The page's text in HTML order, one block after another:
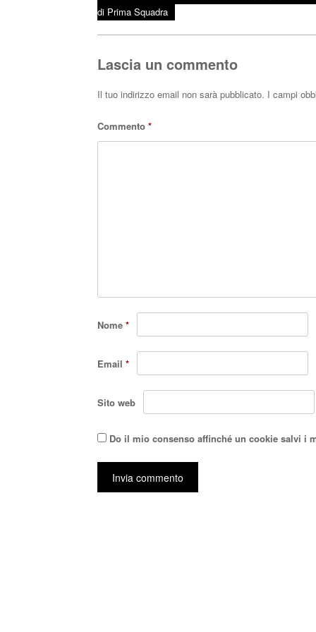
okr
Post navigation
di Prima Squadra
Lascia un commento
Il tuo indirizzo email non sarà pubblicato. I campi
Commento *
Nome *
Email *
Sito web
Do il mio consenso affinché un cookie salvi i